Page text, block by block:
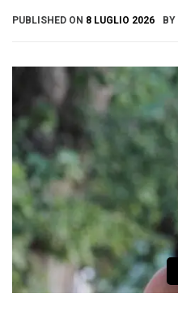
PUBLISHED ON 8 LUGLIO 2026 BY